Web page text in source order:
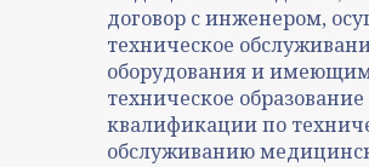
договор с инженером,
техническое
оборудования и
техническое
квалификации по
обслуживанию